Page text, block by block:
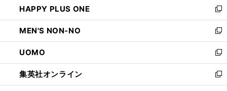
く
で
開
く
ド
ウ
で
開
く
ィ
ン
ド
ウ
で
開
く
い
ウ
ィ
ン
ド
ウ
で
開
HAPPY PLUS ONE
新
し
い
ウ
ィ
ン
ド
ウ
MEN'S NON-NO
新
し
い
ウ
ィ
ン
UOMO
新
し
い
ウ
集英社オンライン
新
し